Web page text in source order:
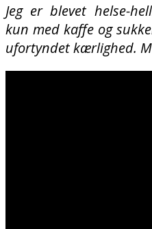
Jeg er blevet helse-
kun med kaffe og
ufortyndet kærlighed.